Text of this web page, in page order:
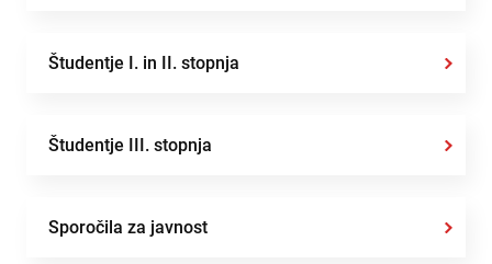
Študentje I. in II. stopnja
Študentje III. stopnja
Sporočila za javnost